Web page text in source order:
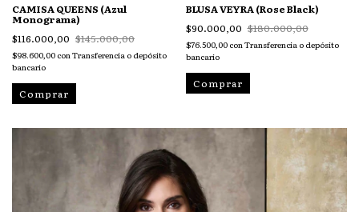
CAMISA QUEENS (Azul
Monograma)
$116.000,00 $145.000,00
$98.600,00 con Transferencia o depósito
bancario
Comprar
BLUSA VEYRA (Rose Black)
$90.000,00 $180.000,00
$76.500,00 con Transferencia o depósito
bancario
Comprar